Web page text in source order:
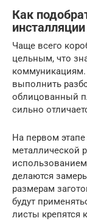
Как
Чаще всего
цельным, что
выполнить
облицованный
сильно
На первом
металлической
делаются
размерам
будут
листы крепятся